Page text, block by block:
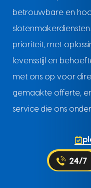
betrouwbare en
prioriteit, met
levensstijl en
met ons op voor
gemaakte offerte,
service die ons